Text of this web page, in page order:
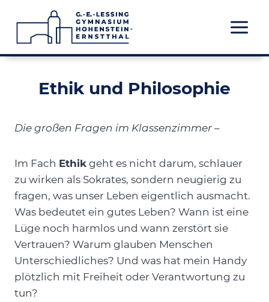
Inhalt
springen
Ethik und Philosophie
Die großen Fragen im Klassenzimmer –
Im Fach Ethik geht es nicht darum, schlauer
zu wirken als Sokrates, sondern neugierig zu
fragen, was unser Leben eigentlich ausmacht.
Was bedeutet ein gutes Leben? Wann ist eine
Lüge noch harmlos und wann zerstört sie
Vertrauen? Warum glauben Menschen
Unterschiedliches? Und was hat mein Handy
plötzlich mit Freiheit oder Verantwortung zu
tun?